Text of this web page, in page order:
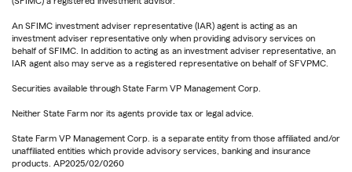
An SFIMC investment adviser representative (IAR) agent is acting as an
investment adviser representative only when providing advisory services on
behalf of SFIMC. In addition to acting as an investment adviser representative, an
IAR agent also may serve as a registered representative on behalf of SFVPMC.
Securities available through State Farm VP Management Corp.
Neither State Farm nor its agents provide tax or legal advice.
State Farm VP Management Corp. is a separate entity from those affiliated and/or
unaffiliated entities which provide advisory services, banking and insurance
products. AP2025/02/0260